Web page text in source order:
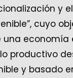
y
cuyo
una economía
productivo
y basado